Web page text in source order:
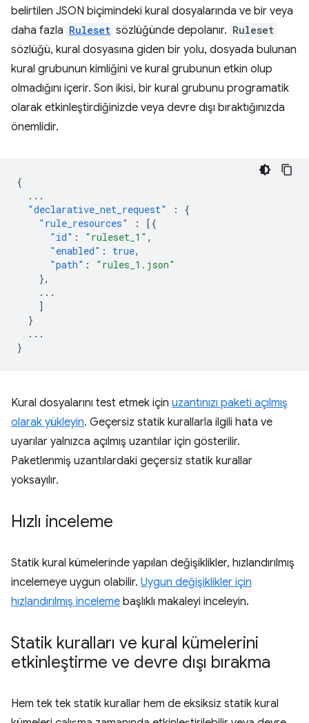
belirtilen JSON biçimindeki kural dosyalarında ve bir veya
daha fazla Ruleset sözlüğünde depolanır. Ruleset
sözlüğü, kural dosyasına giden bir yolu, dosyada bulunan
kural grubunun kimliğini ve kural grubunun etkin olup
olmadığını içerir. Son ikisi, bir kural grubunu programatik
olarak etkinleştirdiğinizde veya devre dışı bıraktığınızda
önemlidir.
{
...
"declarative_net_request"
:
{
"rule_resources"
:
[{
"id" : "ruleset_1" ,
"enabled" : true,
"path" :
"rules_1.json"
},
...
]
}
...
}
Kural dosyalarını test etmek için uzantınızı paketi açılmış
olarak yükleyin. Geçersiz statik kurallarla ilgili hata ve
uyarılar yalnızca açılmış uzantılar için gösterilir.
Paketlenmiş uzantılardaki geçersiz statik kurallar
yoksayılır.
Hızlı inceleme
Statik kural kümelerinde yapılan değişiklikler, hızlandırılmış
incelemeye uygun olabilir. Uygun değişiklikler için
hızlandırılmış inceleme başlıklı makaleyi inceleyin.
Statik kuralları ve kural kümelerini
etkinleştirme ve devre dışı bırakma
Hem tek tek statik kurallar hem de eksiksiz statik kural